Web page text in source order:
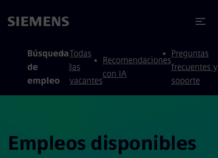
Búsqueda
de
empleo
Todas
las
vacantes
Recomendaciones
con IA
Preguntas
frecuentes y
soporte
Empleos disponibles